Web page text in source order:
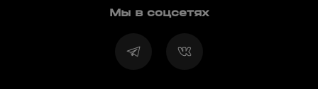
Мы в соцсетях